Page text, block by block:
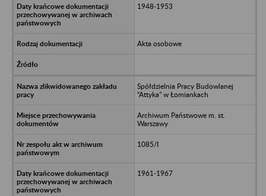
1948-1953
Akta osobowe
Spółdzielnia Pracy Budowlanej
“Attyka” w Łomiankach
Archiwum Państwowe m. st.
Warszawy
1085/I
1961-1967